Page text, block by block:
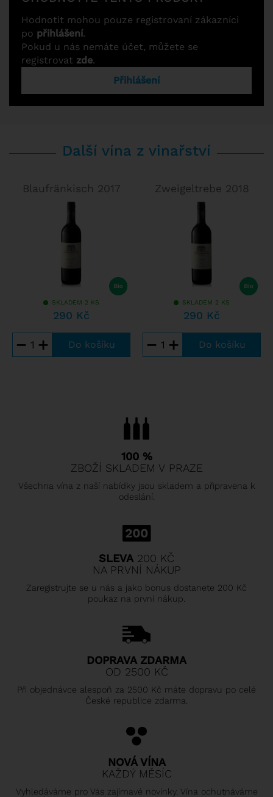
Hodnotit mohou pouze registrovaní zákazníci
po přihlášení.
Pokud u nás nemáte účet, můžete se
registrovat zde.
Přihlášení
Další vína z vinařství
Blaufränkisch 2017
SKLADEM 2 KS
290 Kč
− +
Zweigeltrebe 2018
SKLADEM 2 KS
290 Kč
− +
100 %
ZBOŽÍ SKLADEM V PRAZE
Všechna vína z naší nabídky jsou skladem a připravena k
odeslání.
SLEVA 200 KČ
NA PRVNÍ NÁKUP
Zaregistrujte se u nás a jako bonus dostanete 200 Kč
poukaz na první nákup.
DOPRAVA ZDARMA
OD 2500 KČ
Při objednávce alespoň za 2500 Kč máte dopravu po celé
České republice zdarma.
NOVÁ VÍNA
KAŽDÝ MĚSÍC
Vyhledáváme pro Vás zajímavé novinky. Vína ochutnáváme